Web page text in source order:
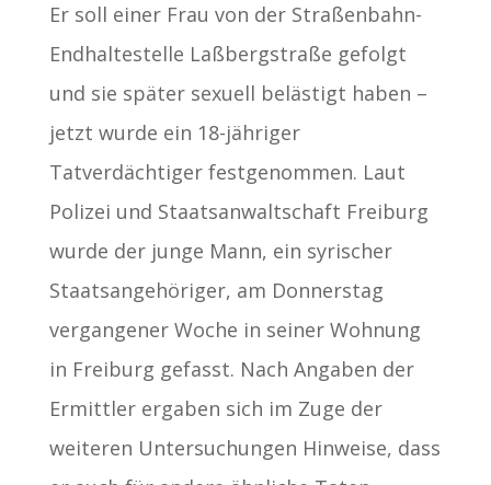
Er soll einer Frau von der Straßenbahn-
Endhaltestelle Laßbergstraße gefolgt
und sie später sexuell belästigt haben –
jetzt wurde ein 18-jähriger
Tatverdächtiger festgenommen. Laut
Polizei und Staatsanwaltschaft Freiburg
wurde der junge Mann, ein syrischer
Staatsangehöriger, am Donnerstag
vergangener Woche in seiner Wohnung
in Freiburg gefasst. Nach Angaben der
Ermittler ergaben sich im Zuge der
weiteren Untersuchungen Hinweise, dass